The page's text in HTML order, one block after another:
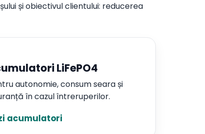
și obiectivul clientului: reducerea
LiFePO4
autonomie, consum seara și
în cazul întreruperilor.
acumulatori